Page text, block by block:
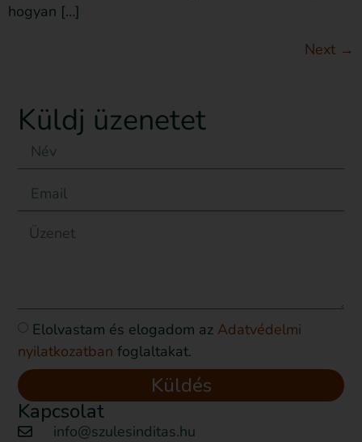
hogyan […]
Next →
Küldj üzenetet
Elolvastam és elogadom az Adatvédelmi
nyilatkozatban foglaltakat.
Küldés
Kapcsolat
info@szulesinditas.hu